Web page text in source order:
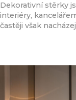
Dekorativní stěrky
interiéry,
častěji však